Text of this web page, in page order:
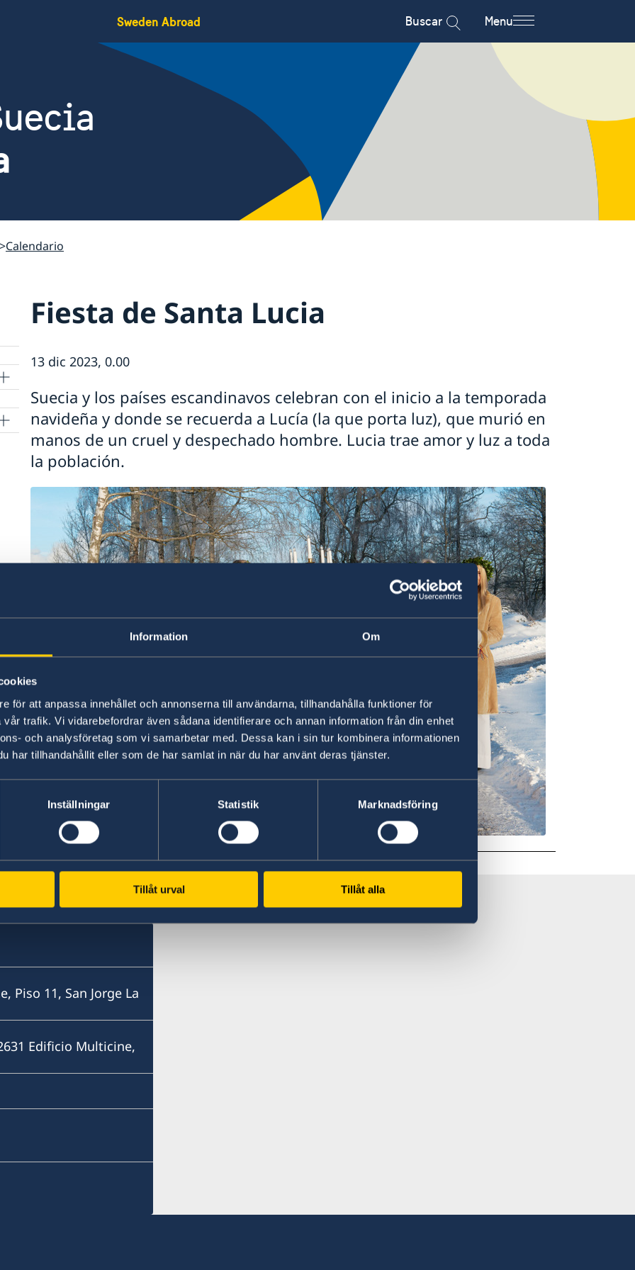
Information Om
för att anpassa innehållet och annonserna till användarna, tillhandahålla funktioner för
trafik. Vi vidarebefordrar även sådana identifierare och annan information från din enhet
och analysföretag som vi samarbetar med. Dessa kan i sin tur kombinera informationen
har tillhandahållit eller som de har samlat in när du har använt deras tjänster.
Inställningar Statistik Marknadsföring
Tillåt urval Tillåt alla
Sweden Abroad Buscar Menu
Calendario
Fiesta de Santa Lucia
13 dic 2023, 0.00
Suecia y los países escandinavos celebran con el inicio a la temporada
navideña y donde se recuerda a Lucía (la que porta luz), que murió en
manos de un cruel y despechado hombre. Lucia trae amor y luz a toda
la población.
cecilia_larsson_lantz-lucia_day-2332-7.jpg
Piso 11, San Jorge La
Edificio Multicine,